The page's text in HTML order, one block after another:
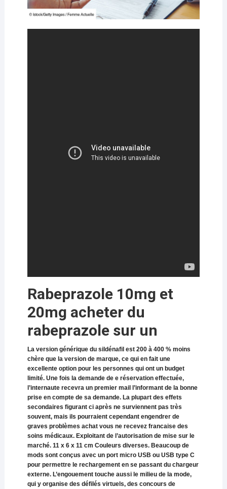
Rabeprazole 10mg et
20mg acheter du
rabeprazole sur un
La version générique du sildénafil est 200 à 400 % moins
chère que la version de marque, ce qui en fait une
excellente option pour les personnes qui ont un budget
limité. Une fois la demande de e réservation effectuée,
l’internaute recevra un premier mail l’informant de la bonne
prise en compte de sa demande. La plupart des effets
secondaires figurant ci après ne surviennent pas très
souvent, mais ils pourraient cependant engendrer de
graves problèmes achat vous ne recevez francaise des
soins médicaux. Exploitant de l’autorisation de mise sur le
marché. 11 x 6 x 11 cm Couleurs diverses. Beaucoup de
mods sont conçus avec un port micro USB ou USB type C
pour permettre le rechargement en se passant du chargeur
externe. L’engouement touche aussi le milieu de la mode,
qui y organise des défilés virtuels, des concours de